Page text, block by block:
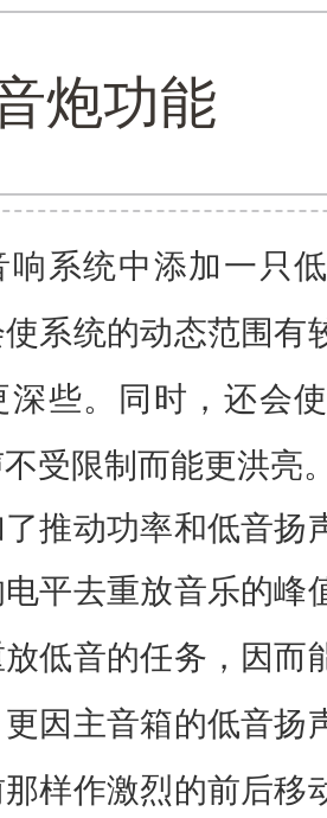
炮功能
响系统中添加一只
系统的动态范围有
深些。同时，还会
不受限制而能更洪亮
推动功率和低音扬
平去重放音乐的峰
低音的任务，因而
因主音箱的低音扬
样作激烈的前后移